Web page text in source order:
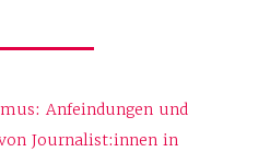
Anfeindungen und
Journalist:innen in